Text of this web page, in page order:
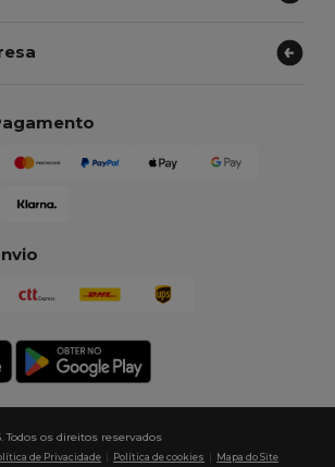
Todos os direitos reservados
de Privacidade Política de cookies Mapa do Site